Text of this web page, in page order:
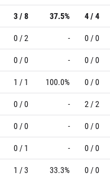
3 / 8 37.5% 4 / 4
0 / 2 - 0 / 0
0 / 0 - 0 / 0
1 / 1 100.0% 0 / 0
0 / 0 - 2 / 2
0 / 0 - 0 / 0
0 / 1 - 0 / 0
1 / 3 33.3% 0 / 0